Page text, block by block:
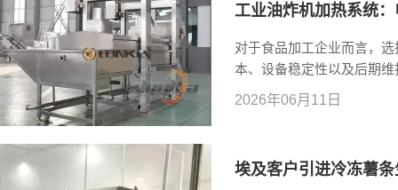
工业油炸机加热系统
对于食品加工企业而言，
本、设备稳定性以及后期
加热和导热油加热三种方
合自己的生产需求？ 本文
2026年06月11日
埃及客户引进冷冻薯